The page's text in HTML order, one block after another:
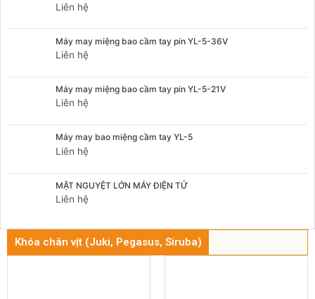
Liên hệ
Máy may miệng bao cầm tay pin YL-5-36V
Liên hệ
Máy may miệng bao cầm tay pin YL-5-21V
Liên hệ
Máy may bao miệng cầm tay YL-5
Liên hệ
MẶT NGUYỆT LỚN MÁY ĐIỆN TỬ
Liên hệ
Khóa chân vịt (Juki, Pegasus, Siruba)